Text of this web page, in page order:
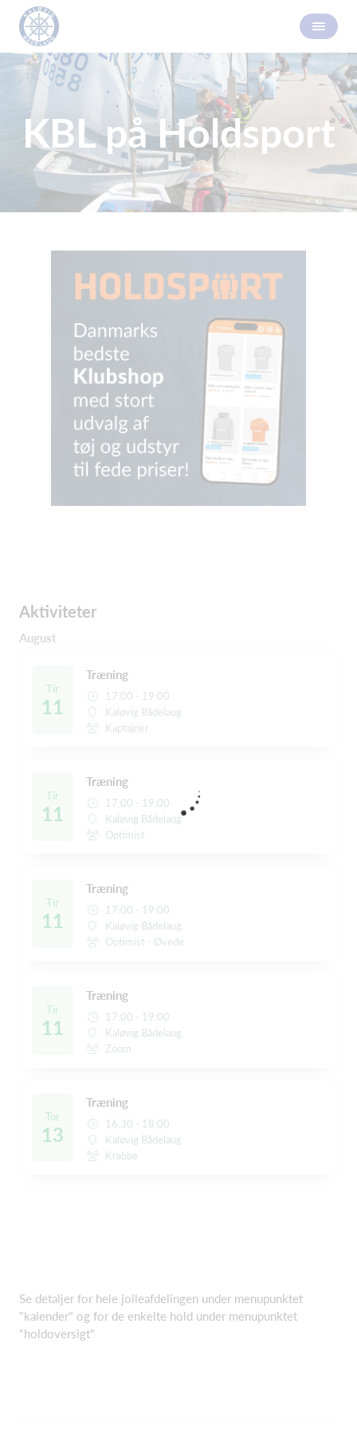
KBL på Holdsport
Aktiviteter
August
Tir
11
Træning
17:00 - 19:00
Kaløvig Bådelaug
Kaptajner
Tir
11
Træning
17:00 - 19:00
Kaløvig Bådelaug
Optimist
Tir
11
Træning
17:00 - 19:00
Kaløvig Bådelaug
Optimist - Øvede
Tir
11
Træning
17:00 - 19:00
Kaløvig Bådelaug
Zoom
Tor
13
Træning
16:30 - 18:00
Kaløvig Bådelaug
Krabbe
Se detaljer for hele jolleafdelingen under menupunktet
"kalender" og for de enkelte hold under menupunktet
"holdoversigt"